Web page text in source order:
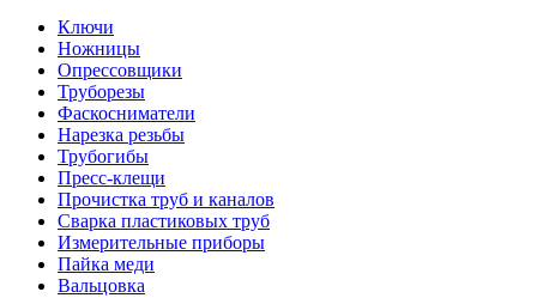
Ключи
Ножницы
Опрессовщики
Труборезы
Фаскосниматели
Нарезка резьбы
Трубогибы
Пресс-клещи
Прочистка труб и каналов
Сварка пластиковых труб
Измерительные приборы
Пайка меди
Вальцовка